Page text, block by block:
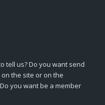
tell us? Do you want send
the site or on the
you want be a member